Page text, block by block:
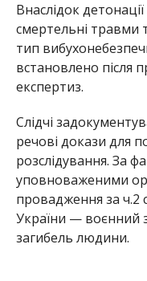
Внаслідок
смертельні травми
тип
встановлено після
експертиз.
Слідчі
речові докази для
розслідування. За
уповноваженими
провадження за ч.2
України — воєнний
загибель людини.